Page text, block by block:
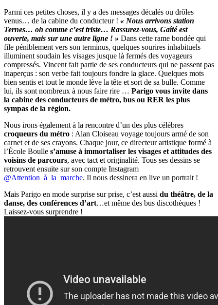
Parmi ces petites choses, il y a des messages décalés ou drôles
venus… de la cabine du conducteur ! « Nous arrivons station
Ternes… oh comme c’est triste… Rassurez-vous, Gaîté est
ouverte, mais sur une autre ligne ! » Dans cette rame bondée qui
file péniblement vers son terminus, quelques sourires inhabituels
illuminent soudain les visages jusque là fermés des voyageurs
compressés. Vincent fait partie de ses conducteurs qui ne passent pas
inaperçus : son verbe fait toujours fondre la glace. Quelques mots
bien sentis et tout le monde lève la tête et sort de sa bulle. Comme
lui, ils sont nombreux à nous faire rire … Parigo vous invite dans
la cabine des conducteurs de métro, bus ou RER les plus
sympas de la région.
Nous irons également à la rencontre d’un des plus célèbres
croqueurs du métro : Alan Cloiseau voyage toujours armé de son
carnet et de ses crayons. Chaque jour, ce directeur artistique formé à
l’École Boulle s’amuse à immortaliser les visages et attitudes des
voisins de parcours, avec tact et originalité. Tous ses dessins se
retrouvent ensuite sur son compte Instagram
@Attention_à_la_marche. Il nous dessinera en live un portrait !
Mais Parigo en mode surprise sur prise, c’est aussi du théâtre, de la
danse, des conférences d’art…et même des bus discothèques !
Laissez-vous surprendre !